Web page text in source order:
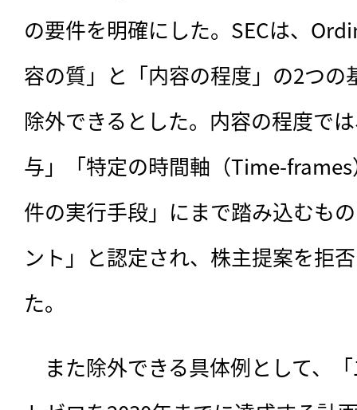
の要件を明確にした。SECは、
容の質」と「内容の程度」の2つ
除外できるとした。内容の程度で
与」「特定の時間軸（Time-
件の実行手段」にまで踏み込むも
ント」と認定され、株主提案を拒
た。
また除外できる具体例として、